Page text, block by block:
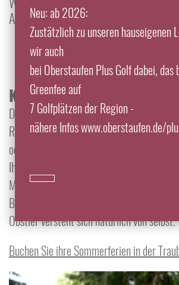
Neu: ab 2026:
Zustätzlich zu unseren hauseigenen
wir auch
bei Oberstaufen Plus Golf dabei,
Greenfee auf
7 Golfplätzen der Region -
nähere Infos www.oberstaufen.de/
ANSPRUCH RUND UM OBERSTAUFEN
Keine Frage:
Der Sommer entfaltet auf 860 Metern
Reize. Ob Sie der Allgäusonne lieber auf
oder schlichtweg im Grünen frönen,
Ihrem Gusto. Anbieten können wir Ihnen
Menge. Wie wär's mit einer Wanderung
Brotzeit vor der urigen Berghütte? Der
Obstler versteht sich natürlich von selbst.
Buchen Sie ihre Sommerferien in der